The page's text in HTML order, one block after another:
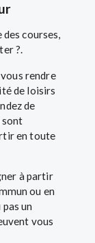
des courses,
?.
rendre
de loisirs
de
sont
en toute
à partir
ou en
un
vous